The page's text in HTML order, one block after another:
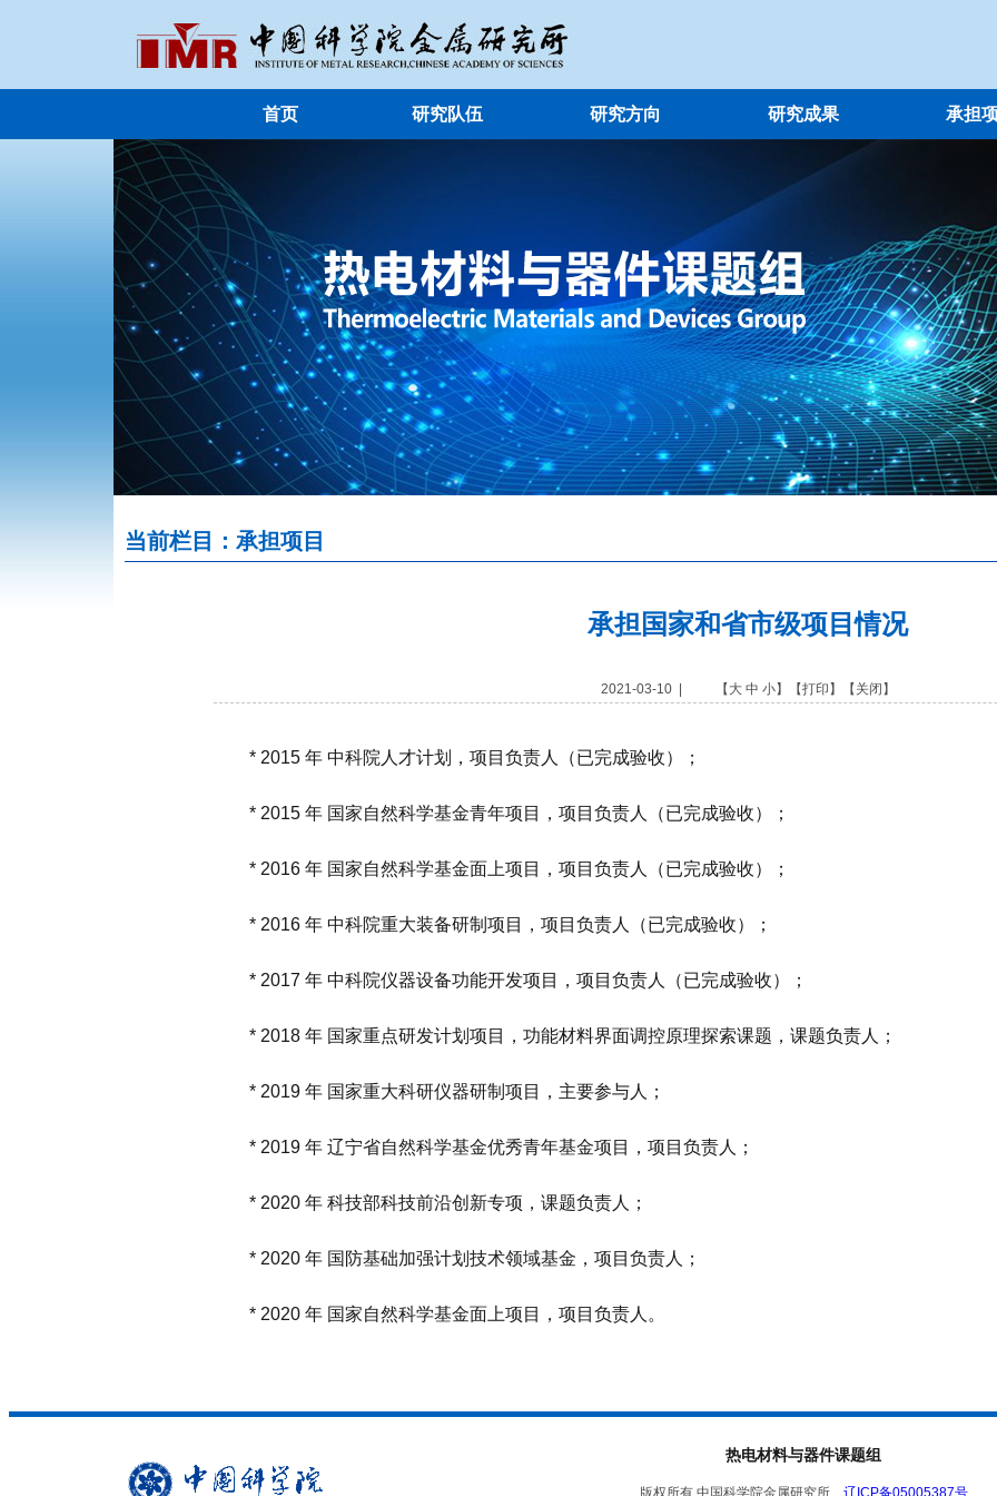
首页 研究队伍 研究方向 研究成果 承担
当前栏目：承担项目
承担国家和省市级项目情况
2021-03-10 | 【 大 中 小】【打印 】【 关闭 】
* 2015 年 中科院 人才计划 ，项目负责人（已完成验收）；
* 2015 年 国家自然科学基金青年项目，项目负责人（已完成验收）；
* 2016 年 国家自然科学基金面上项目，项目负责人（已完成验收）；
* 2016 年 中科院重大装备研制项目，项目负责人（已完成验收）；
* 2017 年 中科院仪器设备功能开发项目，项目负责人（已完成验收）；
* 2018 年 国家重点研发计划项目，功能材料界面调控原理探索课题，课题负责人；
* 2019 年 国家重大科研仪器研制项目，主要参与人；
* 2019 年 辽宁省自然科学基金优秀青年基金项目，项目负责人；
* 2020 年 科技部科技前沿创新专项，课题负责人；
* 2020 年 国防基础加强计划技术领域基金，项目负责人；
* 2020 年 国家自然科学基金面上项目，项目负责人。
热电材料与器件课题组
版权所有 中国科学院金属研究所 辽ICP备05005387号